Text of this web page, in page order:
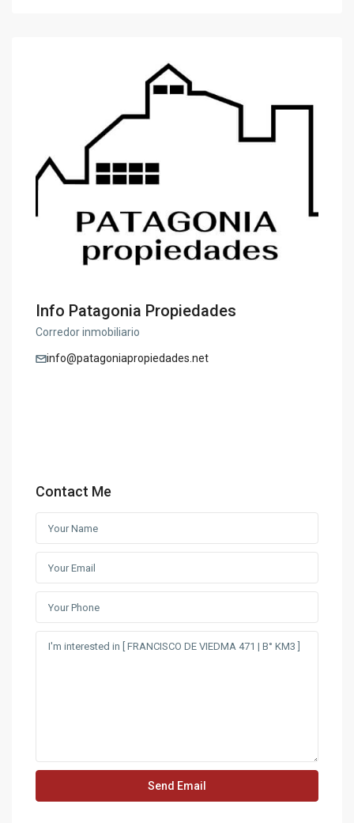
Info Patagonia Propiedades
Corredor inmobiliario
info@patagoniapropiedades.net
Contact Me